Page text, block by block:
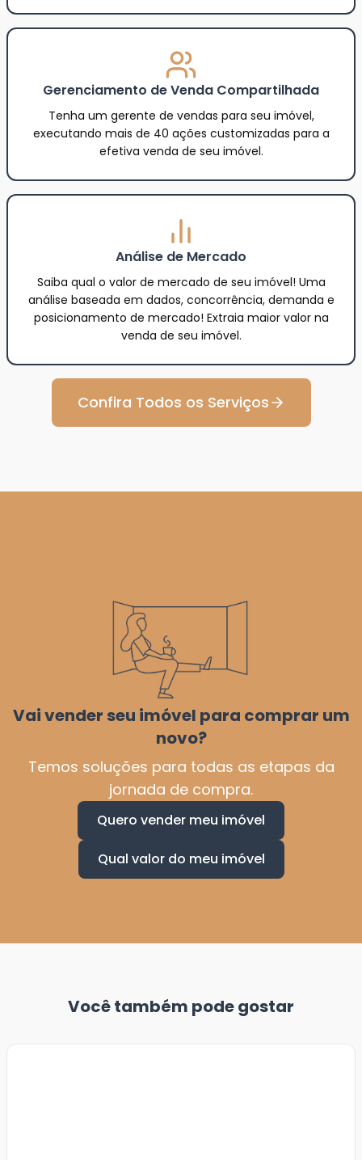
Gerenciamento de Venda Compartilhada
Tenha um gerente de vendas para seu imóvel,
executando mais de 40 ações customizadas para a
efetiva venda de seu imóvel.
Análise de Mercado
Saiba qual o valor de mercado de seu imóvel! Uma
análise baseada em dados, concorrência, demanda e
posicionamento de mercado! Extraia maior valor na
venda de seu imóvel.
Confira Todos os Serviços
Vai vender seu imóvel para comprar um
novo?
Temos soluções para todas as etapas da
jornada de compra.
Quero vender meu imóvel
Qual valor do meu imóvel
Você também pode gostar